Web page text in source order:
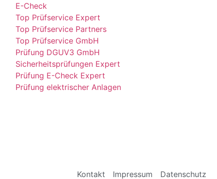
E-Check
Top Prüfservice Expert
Top Prüfservice Partners
Top Prüfservice GmbH
Prüfung DGUV3 GmbH
Sicherheitsprüfungen Expert
Prüfung E-Check Expert
Prüfung elektrischer Anlagen
Kontakt Impressum Datenschutz